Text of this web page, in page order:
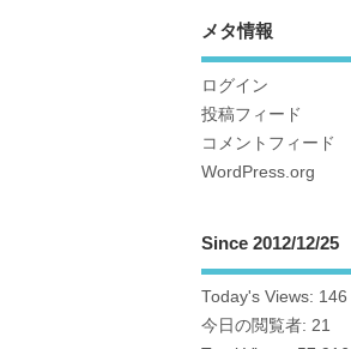
メタ情報
ログイン
投稿フィード
コメントフィード
WordPress.org
Since 2012/12/25
Today's Views: 146
今日の閲覧者: 21